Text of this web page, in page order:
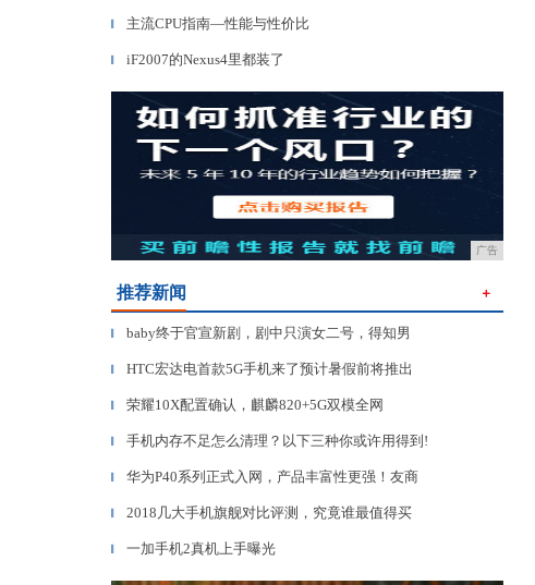
▎ 主流CPU指南—性能与性价比
▎ iF2007的Nexus4里都装了
广告
推荐新闻 ＋
▎ baby终于官宣新剧，剧中只演女二号，得知男
▎ HTC宏达电首款5G手机来了预计暑假前将推出
▎ 荣耀10X配置确认，麒麟820+5G双模全网
▎ 手机内存不足怎么清理？以下三种你或许用得到!
▎ 华为P40系列正式入网，产品丰富性更强！友商
▎ 2018几大手机旗舰对比评测，究竟谁最值得买
▎ 一加手机2真机上手曝光